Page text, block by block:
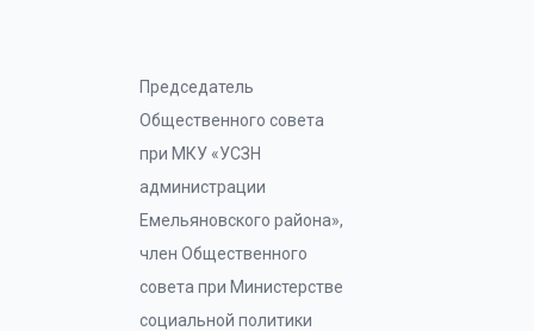
Председатель
Общественного совета
при МКУ «УСЗН
администрации
Емельяновского района»,
член Общественного
совета при Министерстве
социальной политики